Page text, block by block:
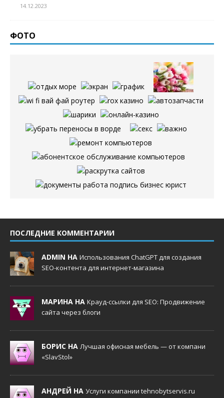
14.12.2023
ФОТО
ПОСЛЕДНИЕ КОММЕНТАРИИ
ADMIN НА Использования ChatGPT для создания
SEO-контента для интернет-магазина
МАРИНА НА Крауд-ссылки для SEO: Продвижение
сайта через блоги
БОРИС НА Лучшая офисная мебель — от компани
«SlavStol»
АНДРЕЙ НА Услуги компании tehnobytservis.ru